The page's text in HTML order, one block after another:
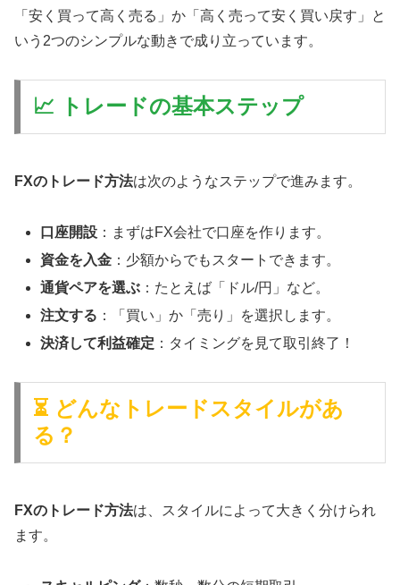
「安く買って高く売る」か「高く売って安く買い戻す」と
いう2つのシンプルな動きで成り立っています。
📈 トレードの基本ステップ
FXのトレード方法は次のようなステップで進みます。
口座開設 ：まずはFX会社で口座を作ります。
資金を入金 ：少額からでもスタートできます。
通貨ペアを選ぶ ：たとえば「ドル/円」など。
注文する ：「買い」か「売り」を選択します。
決済して利益確定 ：タイミングを見て取引終了！
⏳ どんなトレードスタイルがあ
る？
FXのトレード方法は、スタイルによって大きく分けられ
ます。